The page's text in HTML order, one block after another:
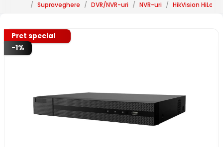
/ Supraveghere / DVR/NVR-uri / NVR-uri / HikVision HiLook
Pret special
-1%